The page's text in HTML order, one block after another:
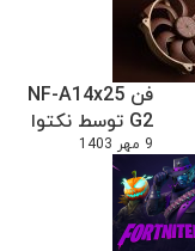
فن NF-A14x25
G2 توسط نکتوا
9 مهر 1403